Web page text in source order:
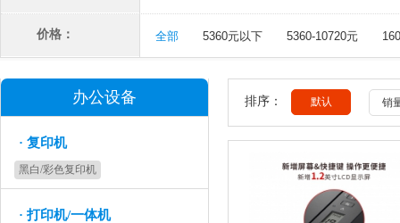
价格： 全部 5360元以下 5360-10720元
办公设备
· 复印机
黑白/彩色复印机
·打印机/一体机
排序： 默认 销